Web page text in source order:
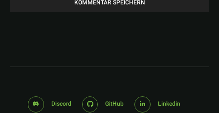
Discord GitHub Linkedin